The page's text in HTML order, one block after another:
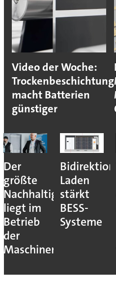
Video der Woche:
Trockenbeschichtung
macht Batterien
günstiger
Der
größte
Nachhaltigkeitshebel
liegt im
Betrieb
der
Maschinen
Laden
stärkt
BESS-
Systeme